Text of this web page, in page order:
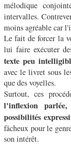
mélodique
intervalles.
moins agréable car
Le fait de forcer la
lui faire exécuter
texte peu
avec le livret sous
que des voyelles.
Surtout, ces
l'inflexion
possibilités
fâcheux pour le
son intérêt.